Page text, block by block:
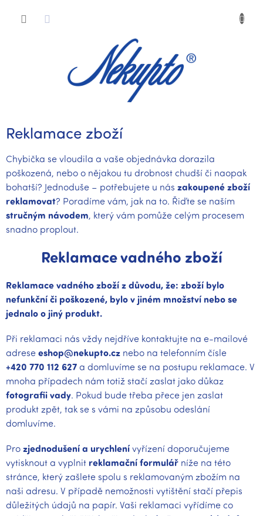
Reklamace zboží
Chybička se vloudila a vaše objednávka dorazila
poškozená, nebo o nějakou tu drobnost chudší či naopak
bohatší? Jednoduše – potřebujete u nás zakoupené zboží
reklamovat? Poradíme vám, jak na to. Řiďte se naším
stručným návodem, který vám pomůže celým procesem
snadno proplout.
Reklamace vadného zboží
Reklamace vadného zboží z důvodu, že: zboží bylo
nefunkční či poškozené, bylo v jiném množství nebo se
jednalo o jiný produkt.
Při reklamaci nás vždy nejdříve kontaktujte na e-mailové
adreseeshop@nekupto.cz nebo na telefonním čísle
+420 770 112 627a domluvíme se na postupu reklamace. V
mnoha případech nám totiž stačí zaslat jako důkaz
fotografii vady. Pokud bude třeba přece jen zaslat
produkt zpět, tak se s vámi na způsobu odeslání
domluvíme.
Prozjednodušení a urychlenívyřízení doporučujeme
vytisknout a vyplnit reklamační formulář níže na této
stránce, který zašlete spolu s reklamovaným zbožím na
naši adresu. V případě nemožnosti vytištění stačí přepis
důležitých údajů na papír. Vaši reklamaci vyřídíme co